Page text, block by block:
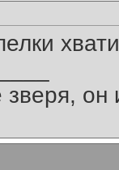
он